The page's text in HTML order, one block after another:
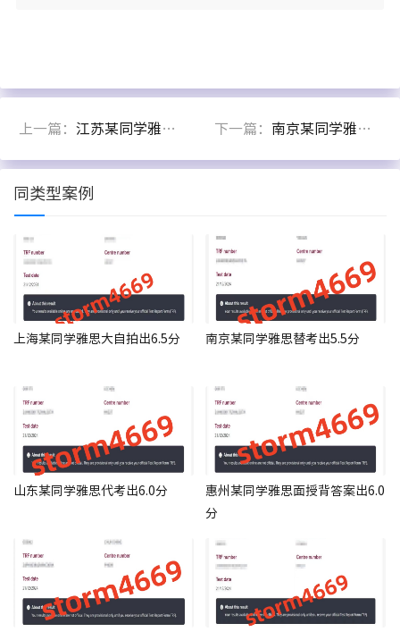
上一篇： 江苏某同学雅思线下考试背答案出6分 下一篇： 南京某同学雅思面授出6.6分
同类型案例
上海某同学雅思大自拍出6.5分 南京某同学雅思替考出5.5分
山东某同学雅思代考出6.0分
惠州某同学雅思面授背答案出6.0
分